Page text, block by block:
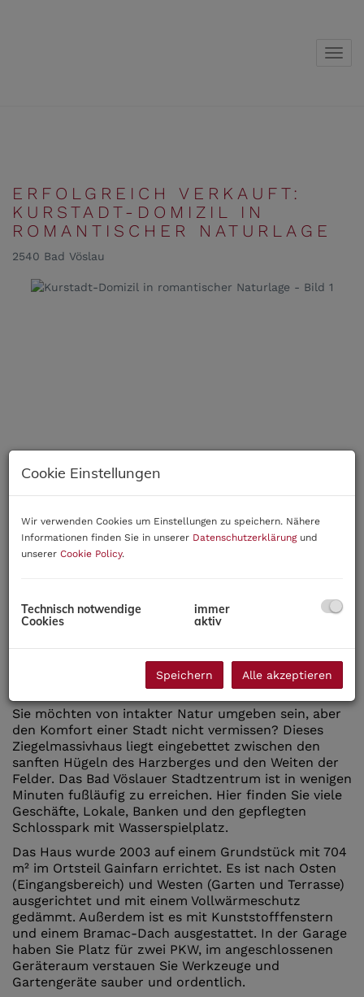
ERFOLGREICH VERKAUFT:
KURSTADT-DOMIZIL IN
ROMANTISCHER NATURLAGE
2540 Bad Vöslau
Sie möchten von intakter Natur umgeben sein, aber
den Komfort einer Stadt nicht vermissen? Dieses
Ziegelmassivhaus liegt eingebettet zwischen den
sanften Hügeln des Harzberges und den Weiten der
Felder. Das Bad Vöslauer Stadtzentrum ist in wenigen
Minuten fußläufig zu erreichen. Hier finden Sie viele
Geschäfte, Lokale, Banken und den gepflegten
Schlosspark mit Wasserspielplatz.
Das Haus wurde 2003 auf einem Grundstück mit 704
m² im Ortsteil Gainfarn errichtet. Es ist nach Osten
(Eingangsbereich) und Westen (Garten und Terrasse)
ausgerichtet und mit einem Vollwärmeschutz
gedämmt. Außerdem ist es mit Kunststofffenstern
und einem Bramac-Dach ausgestattet. In der Garage
haben Sie Platz für zwei PKW, im angeschlossenen
Geräteraum verstauen Sie Werkzeuge und
Gartengeräte sauber und ordentlich.
Cookie Einstellungen
Wir verwenden Cookies um Einstellungen zu speichern. Nähere
Informationen finden Sie in unserer Datenschutzerklärungund
unserer Cookie Policy.
Technisch notwendige
Cookies
immer
aktiv
Speichern Alle akzeptieren